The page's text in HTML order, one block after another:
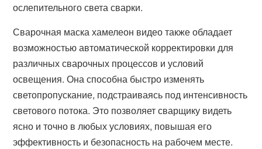
ослепительного света сварки.
Сварочная маска хамелеон видео также обладает
возможностью автоматической корректировки для
различных сварочных процессов и условий
освещения. Она способна быстро изменять
светопропускание, подстраиваясь под интенсивность
светового потока. Это позволяет сварщику видеть
ясно и точно в любых условиях, повышая его
эффективность и безопасность на рабочем месте.